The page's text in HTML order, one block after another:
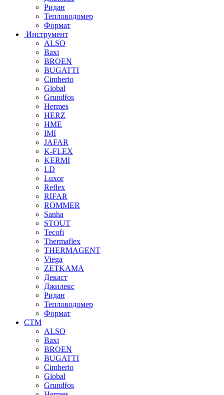
Ридан
Тепловодомер
Формат
Инструмент
ALSO
Baxi
BROEN
BUGATTI
Cimberio
Global
Grundfos
Hermes
HERZ
HME
IMI
JAFAR
K-FLEX
KERMI
LD
Luxor
Reflex
RIFAR
ROMMER
Sanha
STOUT
Tecofi
Thermaflex
THERMAGENT
Viega
ZETKAMA
Декаст
Джилекс
Ридан
Тепловодомер
Формат
СТМ
ALSO
Baxi
BROEN
BUGATTI
Cimberio
Global
Grundfos